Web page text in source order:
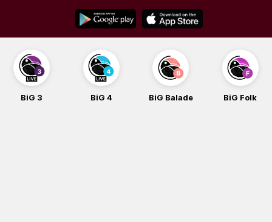
content
BiG 3 BiG 4 BiG Balade BiG Folk